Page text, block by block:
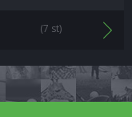
(7 st)